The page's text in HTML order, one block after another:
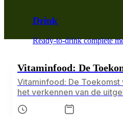
Drink
Ready-to-drink complete
Vitaminfood: De
Vitaminfood: De Toekomst
het verkennen van de
gezondheidsvoordelen
maaltijdvervangers, is het